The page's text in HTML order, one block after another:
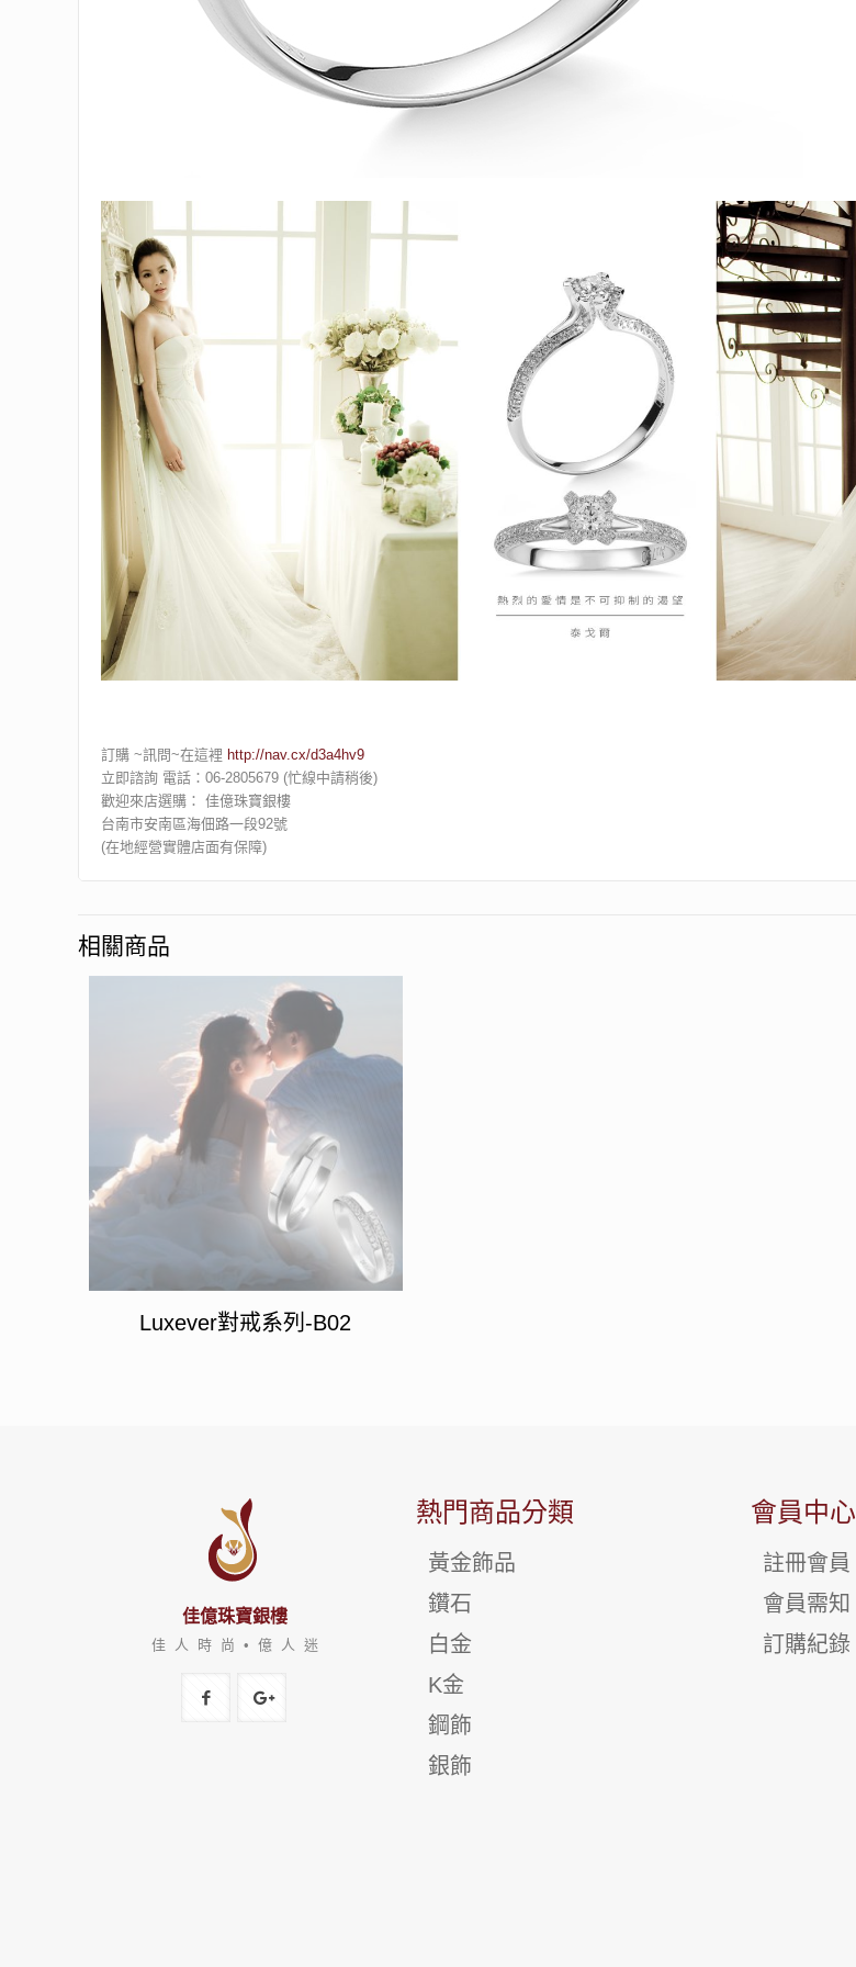
訂購 ~訊問~在這裡 http://nav.cx/d3a4hv9
立即諮詢 電話：06-2805679 (忙線中請稍後)
歡迎來店選購： 佳億珠寶銀樓
台南市安南區海佃路一段92號
(在地經營實體店面有保障)
相關商品
Luxever對戒系列-B02
佳億珠寶銀樓
佳 人 時 尚 • 億 人 迷
熱門商品分類
黃金飾品
鑽石
白金
K金
鋼飾
銀飾
會員中心
註冊會員
會員需知
訂購紀錄